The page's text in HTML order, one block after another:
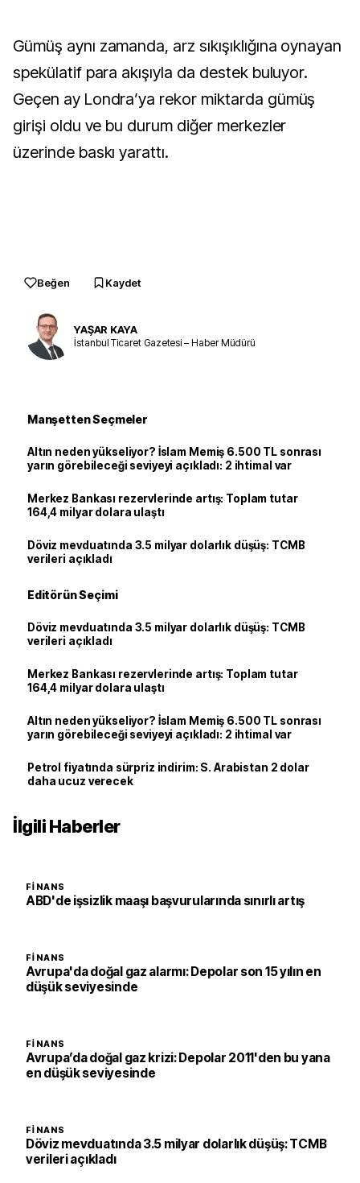
Gümüş aynı zamanda, arz sıkışıklığına oynayan
spekülatif para akışıyla da destek buluyor.
Geçen ay Londra’ya rekor miktarda gümüş
girişi oldu ve bu durum diğer merkezler
üzerinde baskı yarattı.
Beğen Kaydet
YAŞAR KAYA
İstanbul Ticaret Gazetesi – Haber Müdürü
Manşetten Seçmeler
Altın neden yükseliyor? İslam Memiş 6.500 TL sonrası
yarın görebileceği seviyeyi açıkladı: 2 ihtimal var
Merkez Bankası rezervlerinde artış: Toplam tutar
164,4 milyar dolara ulaştı
Döviz mevduatında 3.5 milyar dolarlık düşüş: TCMB
verileri açıkladı
Editörün Seçimi
Döviz mevduatında 3.5 milyar dolarlık düşüş: TCMB
verileri açıkladı
Merkez Bankası rezervlerinde artış: Toplam tutar
164,4 milyar dolara ulaştı
Altın neden yükseliyor? İslam Memiş 6.500 TL sonrası
yarın görebileceği seviyeyi açıkladı: 2 ihtimal var
Petrol fiyatında sürpriz indirim: S. Arabistan 2 dolar
daha ucuz verecek
İlgili Haberler
FINANS
ABD'de işsizlik maaşı başvurularında sınırlı artış
FINANS
Avrupa'da doğal gaz alarmı: Depolar son 15 yılın en
düşük seviyesinde
FINANS
Avrupa’da doğal gaz krizi: Depolar 2011'den bu yana
en düşük seviyesinde
FINANS
Döviz mevduatında 3.5 milyar dolarlık düşüş: TCMB
verileri açıkladı